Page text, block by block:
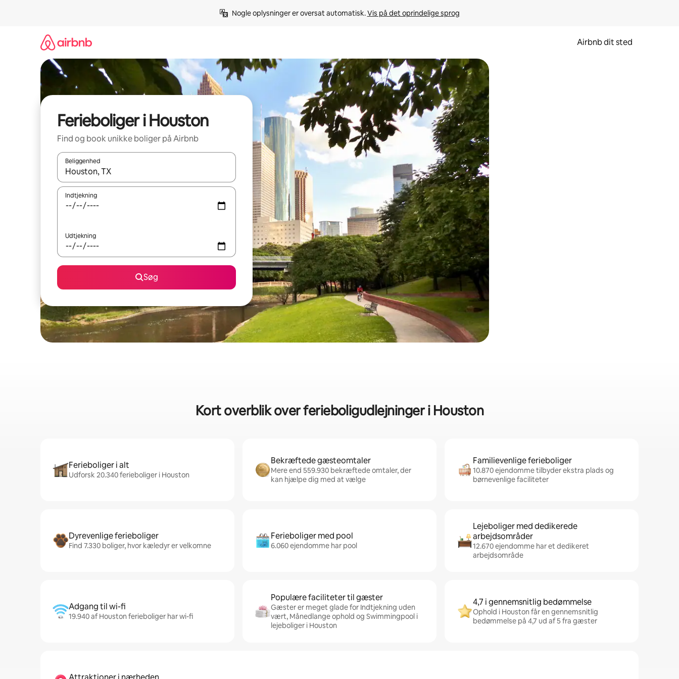
Nogle oplysninger er oversat automatisk. Vis på det oprindelige sprog
Airbnb dit sted
Ferieboliger i Houston
Find og book unikke boliger på Airbnb
Beliggenhed
Når resultaterne er tilgængelige, skal du navigere med piletasterne op og ned eller se mere ved at trykke eller stryge.
Indtjekning
Udtjekning
Søg
Kort overblik over ferieboligudlejninger i Houston
Ferieboliger i alt
Udforsk 20.340 ferieboliger i Houston
Bekræftede gæsteomtaler
Mere end 559.930 bekræftede omtaler, der
kan hjælpe dig med at vælge
Familievenlige ferieboliger
10.870 ejendomme tilbyder ekstra plads og
børnevenlige faciliteter
Dyrevenlige ferieboliger
Find 7.330 boliger, hvor kæledyr er velkomne
Ferieboliger med pool
6.060 ejendomme har pool
Lejeboliger med dedikerede
arbejdsområder
12.670 ejendomme har et dedikeret
arbejdsområde
Adgang til wi-fi
19.940 af Houston ferieboliger har wi-fi
Populære faciliteter til gæster
Gæster er meget glade for Indtjekning uden
vært, Månedlange ophold og Swimmingpool i
lejeboliger i Houston
4,7 i gennemsnitlig bedømmelse
Ophold i Houston får en gennemsnitlig
bedømmelse på 4,7 ud af 5 fra gæster